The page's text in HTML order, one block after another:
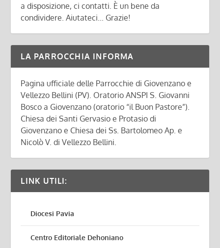
a disposizione, ci contatti. È un bene da
condividere. Aiutateci... Grazie!
LA PARROCCHIA INFORMA
Pagina ufficiale delle Parrocchie di Giovenzano e
Vellezzo Bellini (PV). Oratorio ANSPI S. Giovanni
Bosco a Giovenzano (oratorio “il Buon Pastore”).
Chiesa dei Santi Gervasio e Protasio di
Giovenzano e Chiesa dei Ss. Bartolomeo Ap. e
Nicolò V. di Vellezzo Bellini.
LINK UTILI:
Diocesi Pavia
Centro Editoriale Dehoniano